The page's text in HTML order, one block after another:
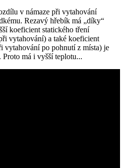
v námaze při vytahování
Rezavý hřebík má „díky“
koeficient statického tření
vytahování) a také koeficient
vytahování po pohnutí z místa) je
má i vyšší teplotu...